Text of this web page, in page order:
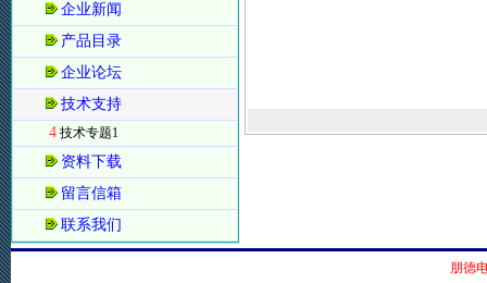
企业新闻
产品目录
企业论坛
技术支持
4 技术专题1
资料下载
留言信箱
联系我们
朋德